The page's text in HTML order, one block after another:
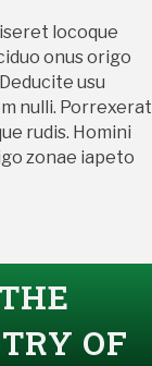
locoque
onus origo
usu
nulli. Porrexerat
rudis. Homini
zonae iapeto
OF